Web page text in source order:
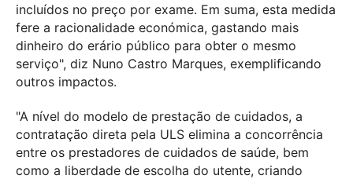
incluídos no preço por exame. Em suma, esta medida
fere a racionalidade económica, gastando mais
dinheiro do erário público para obter o mesmo
serviço", diz Nuno Castro Marques, exemplificando
outros impactos.
"A nível do modelo de prestação de cuidados, a
contratação direta pela ULS elimina a concorrência
entre os prestadores de cuidados de saúde, bem
como a liberdade de escolha do utente, criando